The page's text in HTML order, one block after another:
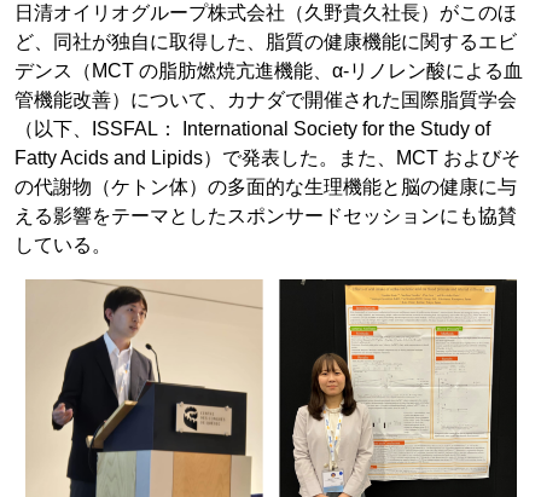
日清オイリオグループ株式会社（久野貴久社長）がこのほ
ど、同社が独自に取得した、脂質の健康機能に関するエビ
デンス（MCT の脂肪燃焼亢進機能、α-リノレン酸による血
管機能改善）について、カナダで開催された国際脂質学会
（以下、ISSFAL： International Society for the Study of
Fatty Acids and Lipids）で発表した。また、MCT およびそ
の代謝物（ケトン体）の多面的な生理機能と脳の健康に与
える影響をテーマとしたスポンサードセッションにも協賛
している。